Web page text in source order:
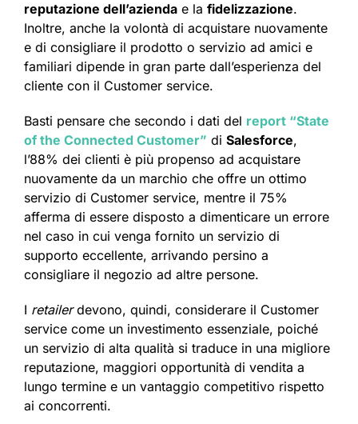
reputazione dell’azienda e la fidelizzazione.
Inoltre, anche la volontà di acquistare nuovamente
e di consigliare il prodotto o servizio ad amici e
familiari dipende in gran parte dall’esperienza del
cliente con il Customer service.
Basti pensare che secondo i dati del report “State
of the Connected Customer” di Salesforce,
l’88% dei clienti è più propenso ad acquistare
nuovamente da un marchio che offre un ottimo
servizio di Customer service, mentre il 75%
afferma di essere disposto a dimenticare un errore
nel caso in cui venga fornito un servizio di
supporto eccellente, arrivando persino a
consigliare il negozio ad altre persone.
I retailerdevono, quindi, considerare il Customer
service come un investimento essenziale, poiché
un servizio di alta qualità si traduce in una migliore
reputazione, maggiori opportunità di vendita a
lungo termine e un vantaggio competitivo rispetto
ai concorrenti.